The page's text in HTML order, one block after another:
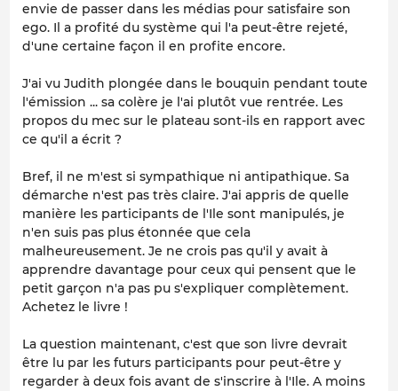
envie de passer dans les médias pour satisfaire son
ego. Il a profité du système qui l'a peut-être rejeté,
d'une certaine façon il en profite encore.
J'ai vu Judith plongée dans le bouquin pendant toute
l'émission ... sa colère je l'ai plutôt vue rentrée. Les
propos du mec sur le plateau sont-ils en rapport avec
ce qu'il a écrit ?
Bref, il ne m'est si sympathique ni antipathique. Sa
démarche n'est pas très claire. J'ai appris de quelle
manière les participants de l'Ile sont manipulés, je
n'en suis pas plus étonnée que cela
malheureusement. Je ne crois pas qu'il y avait à
apprendre davantage pour ceux qui pensent que le
petit garçon n'a pas pu s'expliquer complètement.
Achetez le livre !
La question maintenant, c'est que son livre devrait
être lu par les futurs participants pour peut-être y
regarder à deux fois avant de s'inscrire à l'Ile. A moins